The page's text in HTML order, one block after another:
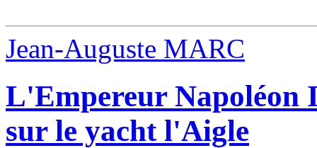
Jean-Auguste MARC
L'Empereur Napoléon
sur le yacht l'Aigle